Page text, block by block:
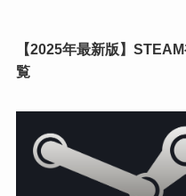
【2025年最新版】
覧